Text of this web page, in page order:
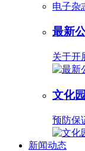
电子杂
最新
关于开
文化
预防保
新闻动态